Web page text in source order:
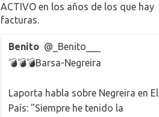
ACTIVO en los años de los que hay
facturas.
Benito @_Benito___
💣💣💣Barsa-Negreira
Laporta habla sobre Negreira en El
País: "Siempre he tenido la